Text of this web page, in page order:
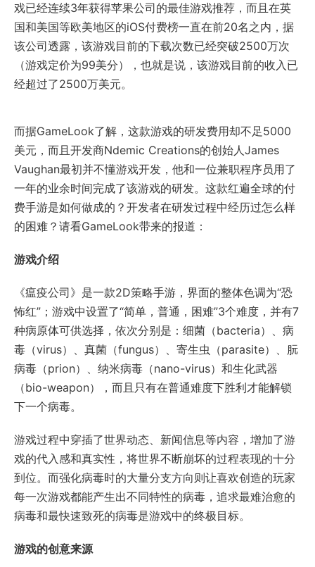
戏已经连续3年获得苹果公司的最佳游戏推荐，而且在英
国和美国等欧美地区的iOS付费榜一直在前20名之内，据
该公司透露，该游戏目前的下载次数已经突破2500万次
（游戏定价为99美分），也就是说，该游戏目前的收入已
经超过了2500万美元。
而据GameLook了解，这款游戏的研发费用却不足5000
美元，而且开发商Ndemic Creations的创始人James
Vaughan最初并不懂游戏开发，他和一位兼职程序员用了
一年的业余时间完成了该游戏的研发。这款红遍全球的付
费手游是如何做成的？开发者在研发过程中经历过怎么样
的困难？请看GameLook带来的报道：
游戏介绍
《瘟疫公司》是一款2D策略手游，界面的整体色调为“恐
怖红”；游戏中设置了“简单，普通，困难”3个难度，并有7
种病原体可供选择，依次分别是：细菌（bacteria）、病
毒（virus）、真菌（fungus）、寄生虫（parasite）、朊
病毒（prion）、纳米病毒（nano-virus）和生化武器
（bio-weapon），而且只有在普通难度下胜利才能解锁
下一个病毒。
游戏过程中穿插了世界动态、新闻信息等内容，增加了游
戏的代入感和真实性，将世界不断崩坏的过程表现的十分
到位。而强化病毒时的大量分支方向则让喜欢创造的玩家
每一次游戏都能产生出不同特性的病毒，追求最难治愈的
病毒和最快速致死的病毒是游戏中的终极目标。
游戏的创意来源